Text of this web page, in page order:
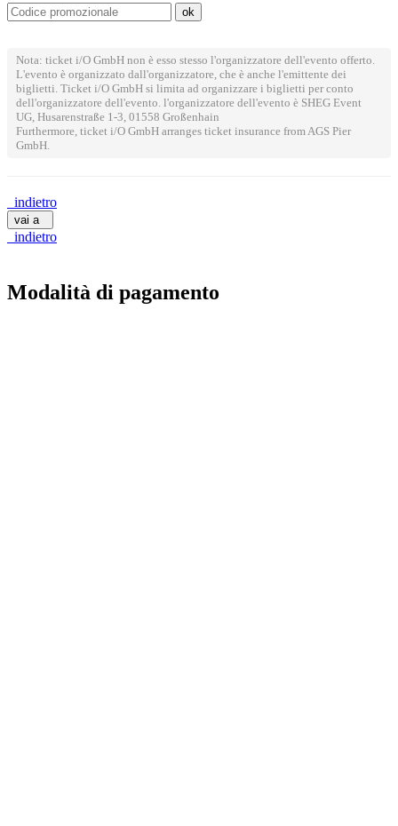
Nota: ticket i/O GmbH non è esso stesso l'organizzatore dell'evento offerto.
L'evento è organizzato dall'organizzatore, che è anche l'emittente dei
biglietti. Ticket i/O GmbH si limita ad organizzare i biglietti per conto
dell'organizzatore dell'evento. l'organizzatore dell'evento è SHEG Event
UG, Husarenstraße 1-3, 01558 Großenhain
Furthermore, ticket i/O GmbH arranges ticket insurance from AGS Pier
GmbH.
indietro
vai a
indietro
Modalità di pagamento